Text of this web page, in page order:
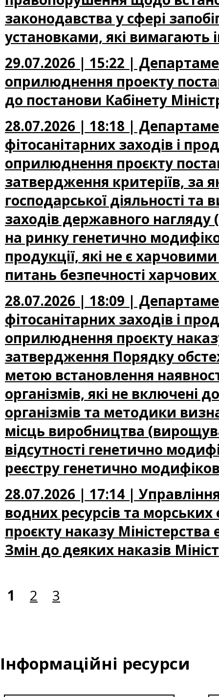
законодавства у сфері
установками, які вимагають
29.07.2026 | 15:22 |
оприлюднення проекту
до постанови Кабінету
28.07.2026 | 18:18 |
фітосанітарних заходів і
оприлюднення проєкту
затвердження критеріїв, за
господарської діяльності
заходів державного
на ринку генетично
продукції, які не є
питань безпечності
28.07.2026 | 18:09 |
фітосанітарних заходів і
оприлюднення проєкту
затвердження Порядку
метою встановлення
організмів, які не включені
організмів та методики
місць виробництва
відсутності генетично
реєстру генетично
28.07.2026 | 17:14 |
водних ресурсів та
проєкту наказу
Змін до деяких наказів
1 2 3
Інформаційні ресурси